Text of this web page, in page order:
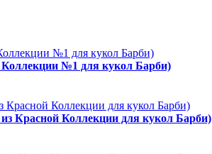
Коллекции №1 для кукол Барби)
Красной Коллекции для кукол Барби)